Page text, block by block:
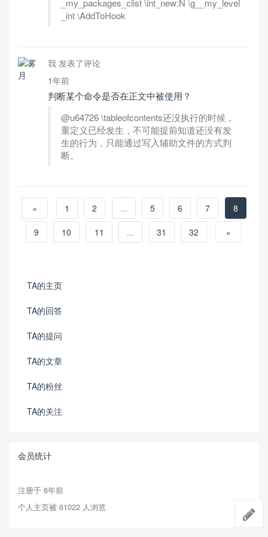
_my_packages_clist \int_new:N \g__my_level
_int \AddToHook
我 发表了评论
1年前
判断某个命令是否在正文中被使用？
@u64726 \tableofcontents还没执行的时候，
重定义已经发生，不可能提前知道还没有发
生的行为，只能通过写入辅助文件的方式判
断。
« 1 2 ... 5 6 7
8
9
10 11 ... 31 32 »
TA的主页
TA的回答
TA的提问
TA的文章
TA的粉丝
TA的关注
会员统计
注册于 6年前
个人主页被 61022 人浏览